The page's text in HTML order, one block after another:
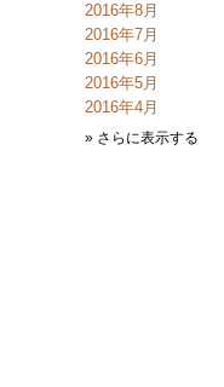
2016年8月
2016年7月
2016年6月
2016年5月
2016年4月
» さらに表示する